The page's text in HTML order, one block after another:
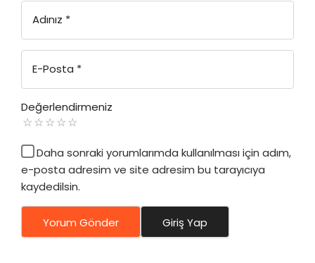
Adınız *
E-Posta *
Değerlendirmeniz
Daha sonraki yorumlarımda kullanılması için adım,
e-posta adresim ve site adresim bu tarayıcıya
kaydedilsin.
Yorum Gönder Giriş Yap